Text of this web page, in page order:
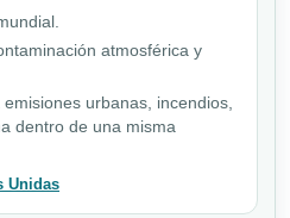
atmosférica y
emisiones urbanas, incendios,
dentro de una misma
Unidas